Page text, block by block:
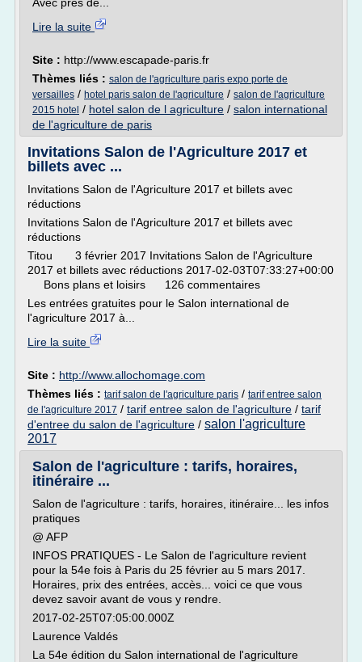
Lire la suite
Site : http://www.escapade-paris.fr
Thèmes liés : salon de l'agriculture paris expo porte de
versailles / hotel paris salon de l'agriculture / salon de l'agriculture
2015 hotel / hotel salon de l agriculture / salon international
de l'agriculture de paris
Invitations Salon de l'Agriculture 2017 et
billets avec ...
Invitations Salon de l'Agriculture 2017 et billets avec
réductions
Invitations Salon de l'Agriculture 2017 et billets avec
réductions
Titou 3 février 2017 Invitations Salon de l'Agriculture
2017 et billets avec réductions 2017-02-03T07:33:27+00:00
Bons plans et loisirs 126 commentaires
Les entrées gratuites pour le Salon international de
l'agriculture 2017 à...
Lire la suite
Site : http://www.allochomage.com
Thèmes liés : tarif salon de l'agriculture paris / tarif entree salon
de l'agriculture 2017 / tarif entree salon de l'agriculture / tarif
d'entree du salon de l'agriculture / salon l'agriculture
2017
Salon de l'agriculture : tarifs, horaires,
itinéraire ...
Salon de l'agriculture : tarifs, horaires, itinéraire... les infos
pratiques
@ AFP
INFOS PRATIQUES - Le Salon de l'agriculture revient
pour la 54e fois à Paris du 25 février au 5 mars 2017.
Horaires, prix des entrées, accès... voici ce que vous
devez savoir avant de vous y rendre.
2017-02-25T07:05:00.000Z
Laurence Valdés
La 54e édition du Salon international de l'agriculture